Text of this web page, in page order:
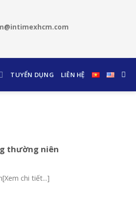
TUYỂN DỤNG LIÊN HỆ
thường niên
chi tiết...]